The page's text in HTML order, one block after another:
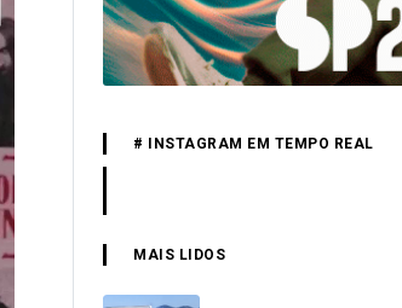
# INSTAGRAM EM TEMPO REAL
MAIS LIDOS